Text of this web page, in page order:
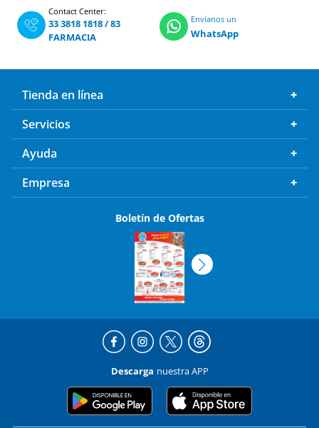
Contact Center:
33 3818 1818/83
FARMACIA
Envíanos un
WhatsApp
Tienda en línea
Servicios
Ayuda
Empresa
Boletín de Ofertas
Descarga nuestra APP